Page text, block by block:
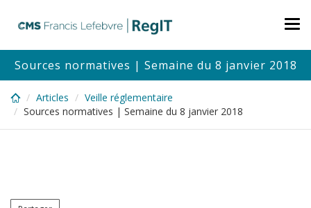
content
Sources normatives | Semaine du 8 janvier 2018
Articles
Veille réglementaire
Sources normatives | Semaine du 8 janvier 2018